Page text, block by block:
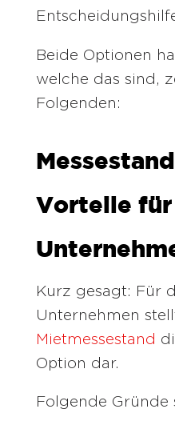
Beide Optionen
welche das sind,
Folgenden:
Vorteile für
Kurz gesagt: Für
Unternehmen
Mietmessestand
Option dar.
Folgende Gründe